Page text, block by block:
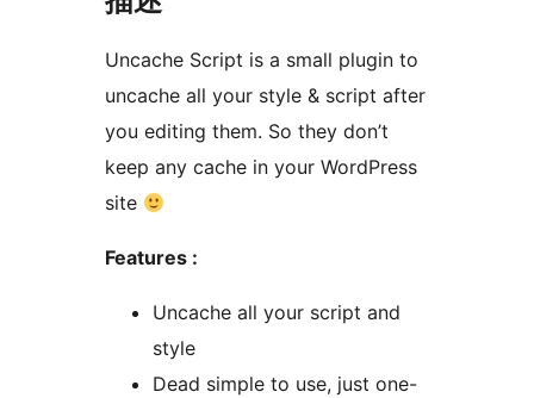
Uncache Script is a small plugin to
uncache all your style & script after
you editing them. So they don’t
keep any cache in your WordPress
site
Features :
Uncache all your script and
style
Dead simple to use, just one-